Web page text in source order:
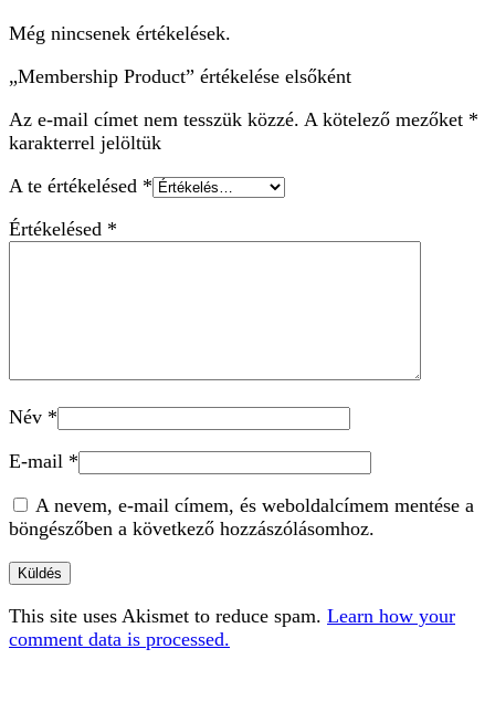
Még nincsenek értékelések.
„Membership Product” értékelése elsőként
Az e-mail címet nem tesszük közzé. A kötelező mezőket *
karakterrel jelöltük
A te értékelésed *
Értékelésed *
Név *
E-mail *
A nevem, e-mail címem, és weboldalcímem mentése a
böngészőben a következő hozzászólásomhoz.
This site uses Akismet to reduce spam. Learn how your
comment data is processed.